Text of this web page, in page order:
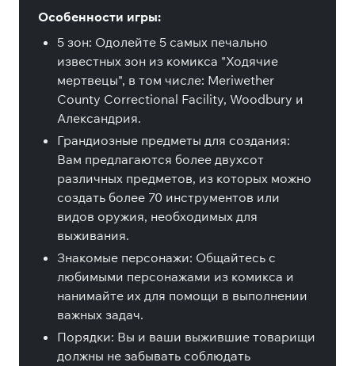
Особенности игры:
5 зон: Одолейте 5 самых печально
известных зон из комикса "Ходячие
мертвецы", в том числе: Meriwether
County Correctional Facility, Woodbury и
Александрия.
Грандиозные предметы для создания:
Вам предлагаются более двухсот
различных предметов, из которых можно
создать более 70 инструментов или
видов оружия, необходимых для
выживания.
Знакомые персонажи: Общайтесь с
любимыми персонажами из комикса и
нанимайте их для помощи в выполнении
важных задач.
Порядки: Вы и ваши выжившие товарищи
должны не забывать соблюдать